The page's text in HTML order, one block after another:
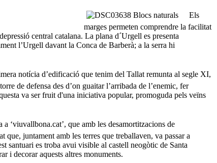
Els
marges permeten comprendre la facilitat
central catalana. La plana d´Urgell es presenta
l’Urgell davant la Conca de Barberà; a la serra hi
notícia d’edificació que tenim del Tallat remunta al segle XI,
de defensa des d’on guaitar l’arribada de l’enemic, fer
va ser fruit d'una iniciativa popular, promoguda pels veïns
‘viuvallbona.cat’, que amb les desamortitzacions de
juntament amb les terres que treballaven, va passar a
santuari es troba avui visible al castell neogòtic de Santa
i decorar aquests altres monuments.